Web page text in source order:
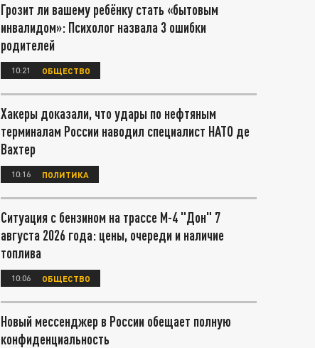
Грозит ли вашему ребёнку стать «бытовым
инвалидом»: Психолог назвала 3 ошибки
родителей
10:21 ОБЩЕСТВО
Хакеры доказали, что удары по нефтяным
терминалам России наводил специалист НАТО де
Вахтер
10:16 ПОЛИТИКА
Ситуация с бензином на трассе М-4 "Дон" 7
августа 2026 года: цены, очереди и наличие
топлива
10:06 ОБЩЕСТВО
Новый мессенджер в России обещает полную
конфиденциальность